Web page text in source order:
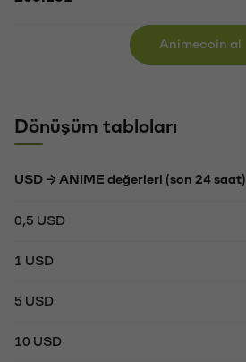
Animecoin al
Dönüşüm tabloları
USD → ANIME değerleri (son 24 saat)
0,5 USD
1 USD
5 USD
10 USD